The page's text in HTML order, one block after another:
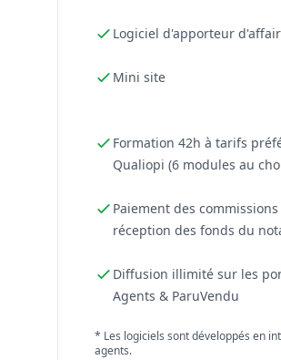
Logiciel d'apporteur
Mini site
Formation 42h à tarifs
Qualiopi (6 modules au
Paiement des
réception des fonds du
Diffusion illimité sur les
Agents & ParuVendu
* Les logiciels sont développés en
agents.